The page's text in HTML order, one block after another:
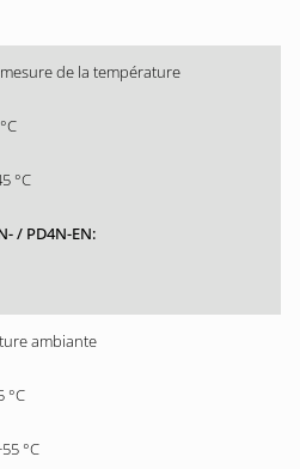
de la température
°C
ambiante
°C
°C